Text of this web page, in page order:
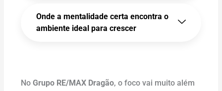
Onde a mentalidade certa encontra o
ambiente ideal para crescer
NoGrupo RE/MAX Dragão, o foco vai muito além